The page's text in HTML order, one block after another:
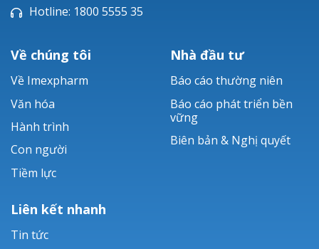
Bacsulfo®
Hotline: 1800 5555 35
Về chúng tôi
Về Imexpharm
Văn hóa
Hành trình
Con người
Tiềm lực
Nhà đầu tư
Báo cáo thường niên
Báo cáo phát triển bền
vững
Biên bản & Nghị quyết
Liên kết nhanh
Tin tức